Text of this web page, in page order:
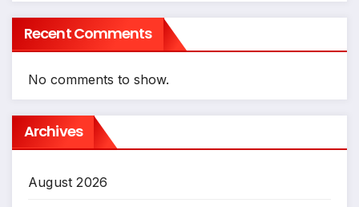
Recent Comments
No comments to show.
Archives
August 2026